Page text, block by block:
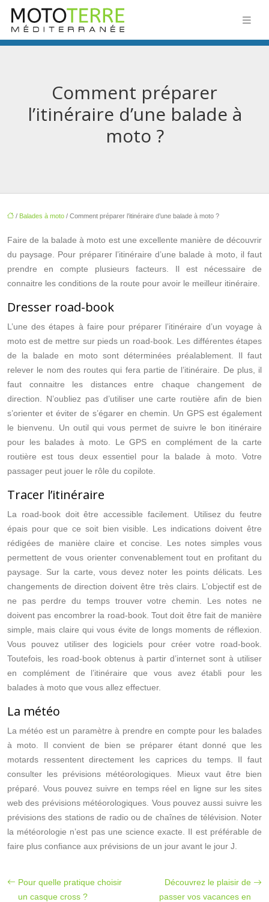
Comment préparer
l’itinéraire d’une balade à
moto ?
/ Balades à moto / Comment préparer l’itinéraire d’une balade à moto ?
Faire de la balade à moto est une excellente manière de découvrir
du paysage. Pour préparer l’itinéraire d’une balade à moto, il faut
prendre en compte plusieurs facteurs. Il est nécessaire de
connaitre les conditions de la route pour avoir le meilleur itinéraire.
Dresser road-book
L’une des étapes à faire pour préparer l’itinéraire d’un voyage à
moto est de mettre sur pieds un road-book. Les différentes étapes
de la balade en moto sont déterminées préalablement. Il faut
relever le nom des routes qui fera partie de l’itinéraire. De plus, il
faut connaitre les distances entre chaque changement de
direction. N’oubliez pas d’utiliser une carte routière afin de bien
s’orienter et éviter de s’égarer en chemin. Un GPS est également
le bienvenu. Un outil qui vous permet de suivre le bon itinéraire
pour les balades à moto. Le GPS en complément de la carte
routière est tous deux essentiel pour la balade à moto. Votre
passager peut jouer le rôle du copilote.
Tracer l’itinéraire
La road-book doit être accessible facilement. Utilisez du feutre
épais pour que ce soit bien visible. Les indications doivent être
rédigées de manière claire et concise. Les notes simples vous
permettent de vous orienter convenablement tout en profitant du
paysage. Sur la carte, vous devez noter les points délicats. Les
changements de direction doivent être très clairs. L’objectif est de
ne pas perdre du temps trouver votre chemin. Les notes ne
doivent pas encombrer la road-book. Tout doit être fait de manière
simple, mais claire qui vous évite de longs moments de réflexion.
Vous pouvez utiliser des logiciels pour créer votre road-book.
Toutefois, les road-book obtenus à partir d’internet sont à utiliser
en complément de l’itinéraire que vous avez établi pour les
balades à moto que vous allez effectuer.
La météo
La météo est un paramètre à prendre en compte pour les balades
à moto. Il convient de bien se préparer étant donné que les
motards ressentent directement les caprices du temps. Il faut
consulter les prévisions météorologiques. Mieux vaut être bien
préparé. Vous pouvez suivre en temps réel en ligne sur les sites
web des prévisions météorologiques. Vous pouvez aussi suivre les
prévisions des stations de radio ou de chaînes de télévision. Noter
la météorologie n’est pas une science exacte. Il est préférable de
faire plus confiance aux prévisions de un jour avant le jour J.
Pour quelle pratique choisir
un casque cross ?
Découvrez le plaisir de
passer vos vacances en